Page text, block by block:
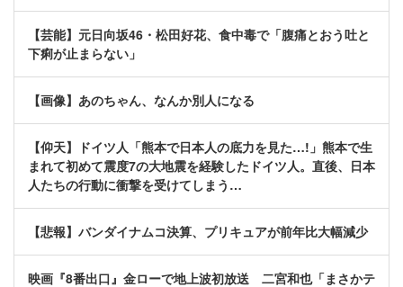
【芸能】元日向坂46・松田好花、食中毒で「腹痛とおう吐と
下痢が止まらない」
【画像】あのちゃん、なんか別人になる
【仰天】ドイツ人「熊本で日本人の底力を見た…!」熊本で生
まれて初めて震度7の大地震を経験したドイツ人。直後、日本
人たちの行動に衝撃を受けてしまう…
【悲報】バンダイナムコ決算、プリキュアが前年比大幅減少
映画『8番出口』金ローで地上波初放送 二宮和也「まさかテ